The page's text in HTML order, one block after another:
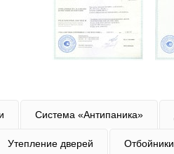
Система «Антипаника»
Утепление дверей Отбойники